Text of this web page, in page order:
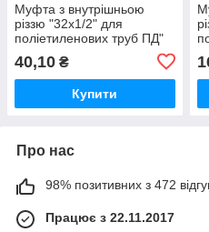
Муфта з внутрішньою
різзю "32х1/2" для
поліетиленових труб ПД"
40,10 ₴
Купити
Про нас
98% позитивних з 472
Працює з 22.11.2017